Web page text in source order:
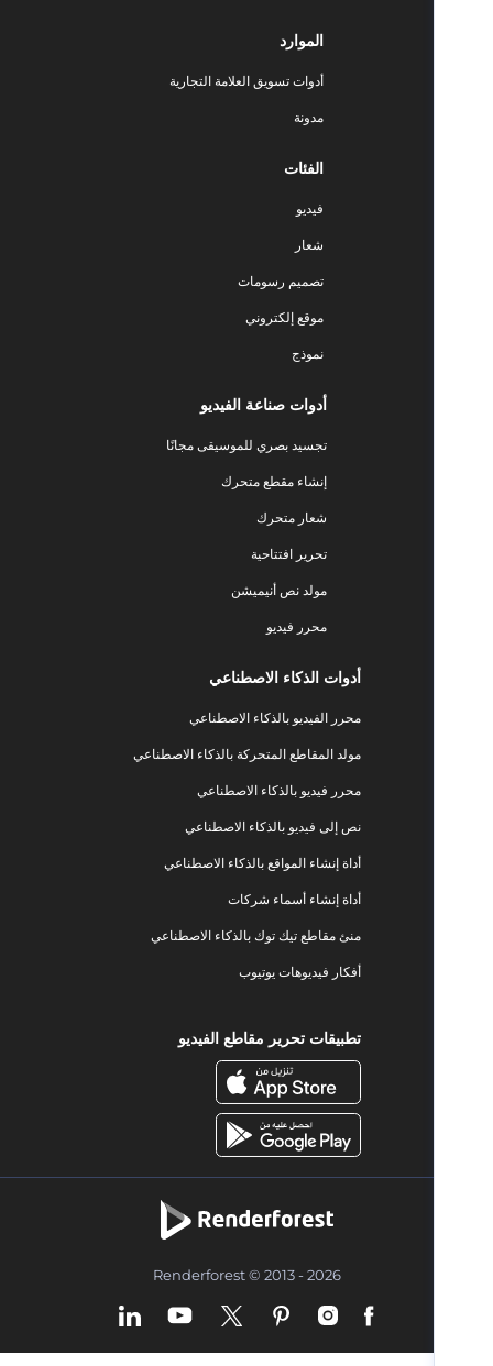
أدوات تسويق العلامة التجارية
تصميم رسومات
موقع إلكتروني
أدوات صناعة الفيديو
تجسيد بصري للموسيقى مجانًا
إنشاء مقطع متحرك
شعار متحرك
تحرير افتتاحية
مولد نص أنيميشن
محرر فيديو
أدوات الذكاء الاصطناعي
محرر الفيديو بالذكاء الاصطناعي
مولد المقاطع المتحركة بالذكاء الاصطناعي
محرر فيديو بالذكاء الاصطناعي
نص إلى فيديو بالذكاء الاصطناعي
أداة إنشاء المواقع بالذكاء الاصطناعي
أداة إنشاء أسماء شركات
منئ مقاطع تيك توك بالذكاء الاصطناعي
أفكار فيديوهات يوتيوب
تطبيقات تحرير مقاطع الفيديو
Renderforest © 2013 - 2026